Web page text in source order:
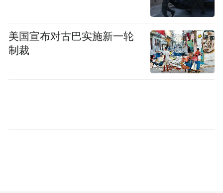
伊朗的国家武装系统的架构
伊朗是怎么搞出同一个国家，两套并行的武
装力量系统的呢。老猫恰好之前写过一篇
1979年伊朗的伊斯兰革命的发生，老文新
美国宣布对古巴实施新一轮
制裁